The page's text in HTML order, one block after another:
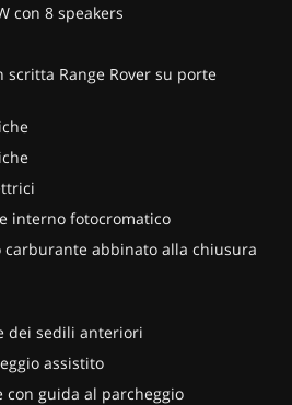
con 8 speakers
Range Rover su porte
interno fotocromatico
abbinato alla chiusura
dei sedili anteriori
assistito
con guida al parcheggio